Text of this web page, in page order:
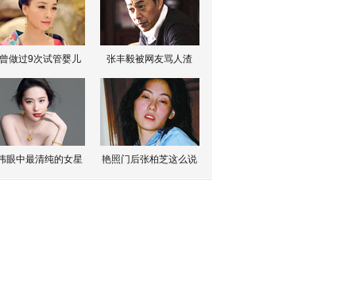
做过9次试管婴儿 张丰毅被网友骂人渣
眼中最清纯的女星 艳照门后张柏芝这么说